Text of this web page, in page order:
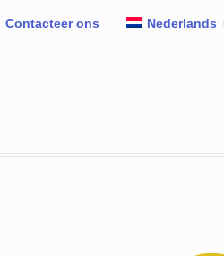
Contacteer ons Nederlands